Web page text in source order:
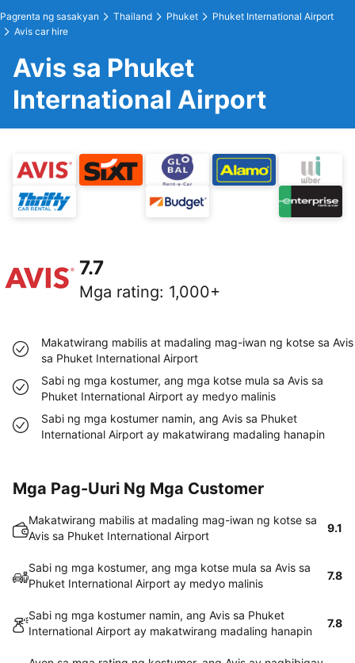
Pagrenta ng sasakyan Thailand Phuket
Phuket International Airport
Avis car hire
Avis sa Phuket
International Airport
7.7
Mga rating: 1,000+
Makatwirang mabilis at madaling mag-iwan ng kotse sa Avis
sa Phuket International Airport
Sabi ng mga kostumer, ang mga kotse mula sa Avis sa
Phuket International Airport ay medyo malinis
Sabi ng mga kostumer namin, ang Avis sa Phuket
International Airport ay makatwirang madaling hanapin
Mga Pag-Uuri Ng Mga Customer
Makatwirang mabilis at madaling mag-iwan ng kotse sa
Avis sa Phuket International Airport
9.1
Sabi ng mga kostumer, ang mga kotse mula sa Avis sa
Phuket International Airport ay medyo malinis
7.8
Sabi ng mga kostumer namin, ang Avis sa Phuket
International Airport ay makatwirang madaling hanapin
7.8